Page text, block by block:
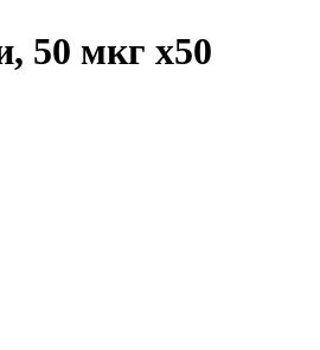
50 мкг x50